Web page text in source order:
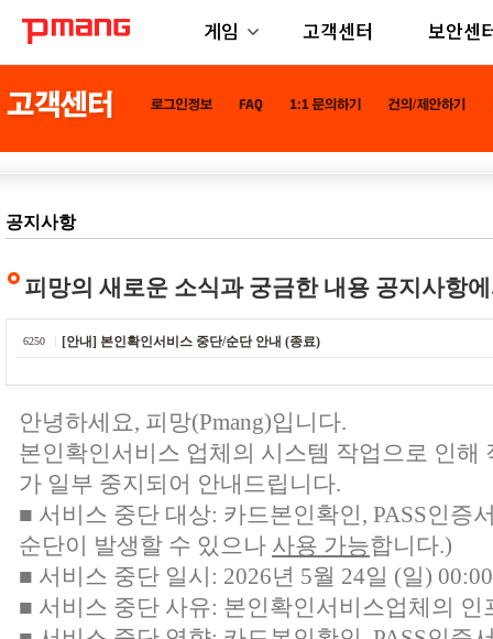
게임 고객센터 보안센
공지사항
피망의 새로운 소식과 궁금한 내용 공지사항
6250 [안내] 본인확인서비스 중단/순단 안내 (종료)
안녕하세요, 피망(Pmang)입니다.
본인확인서비스 업체의 시스템 작업으로 인해
가 일부 중지되어 안내드립니다.
■ 서비스 중단 대상: 카드본인확인, PASS인증
순단이 발생할 수 있으나 사용 가능합니다.)
■ 서비스 중단 일시: 2026년 5월 24일 (일)
■ 서비스 중단 사유: 본인확인서비스업체의 인